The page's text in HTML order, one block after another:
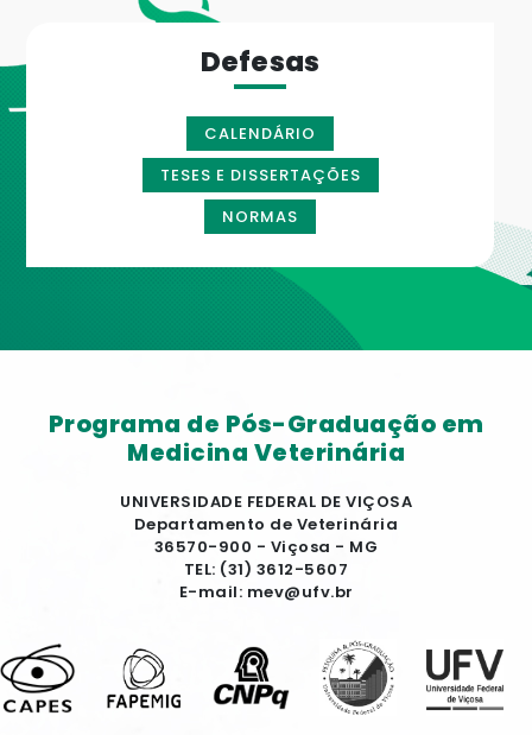
Defesas
CALENDÁRIO
TESES E DISSERTAÇÕES
NORMAS
Programa de Pós-Graduação em
Medicina Veterinária
UNIVERSIDADE FEDERAL DE VIÇOSA
Departamento de Veterinária
36570-900 - Viçosa - MG
TEL: (31) 3612-5607
E-mail: mev@ufv.br